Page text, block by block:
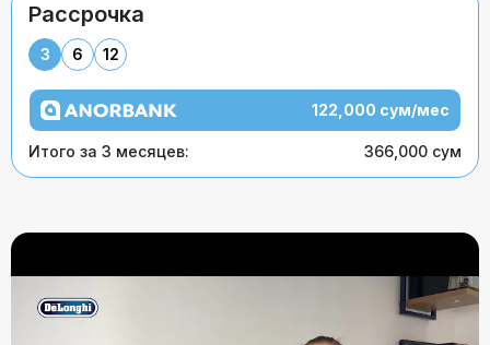
Рассрочка
3 6 12
122,000 сум/мес
Итого за 3 месяцев: 366,000 сум